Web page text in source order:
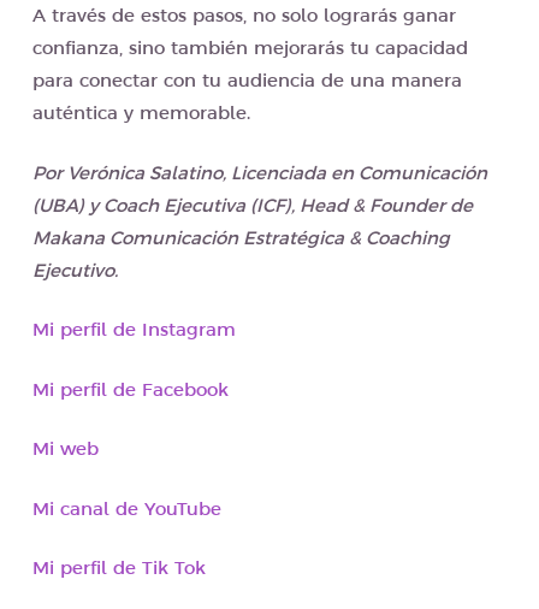
A través de estos pasos, no solo lograrás ganar
confianza, sino también mejorarás tu capacidad
para conectar con tu audiencia de una manera
auténtica y memorable.
Por Verónica Salatino, Licenciada en Comunicación
(UBA) y Coach Ejecutiva (ICF), Head & Founder de
Makana Comunicación Estratégica & Coaching
Ejecutivo.
Mi perfil de Instagram
Mi perfil de Facebook
Mi web
Mi canal de YouTube
Mi perfil de Tik Tok